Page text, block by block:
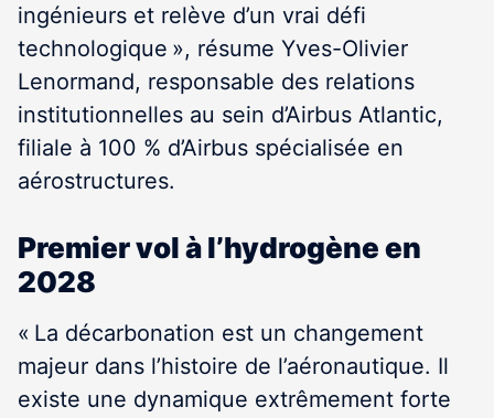
ingénieurs et relève d’un vrai défi
technologique », résume Yves-Olivier
Lenormand, responsable des relations
institutionnelles au sein d’Airbus Atlantic,
filiale à 100 % d’Airbus spécialisée en
aérostructures.
Premier vol à l’hydrogène en
2028
« La décarbonation est un changement
majeur dans l’histoire de l’aéronautique. Il
existe une dynamique extrêmement forte